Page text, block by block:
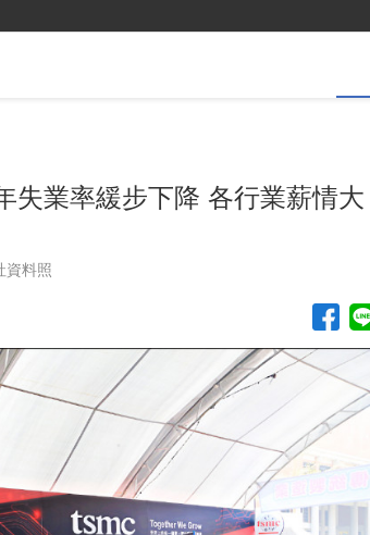
失業率緩步下降 各行業薪情大
資料照